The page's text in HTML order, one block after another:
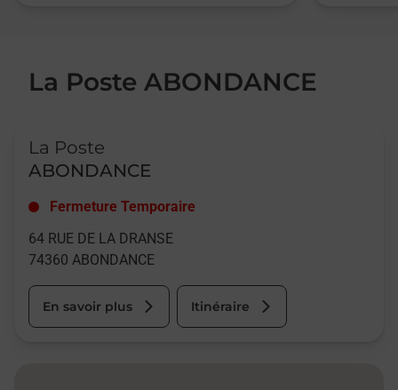
La Poste ABONDANCE
La Poste
ABONDANCE
Fermeture Temporaire
64 RUE DE LA DRANSE
74360 ABONDANCE
En savoir plus Itinéraire